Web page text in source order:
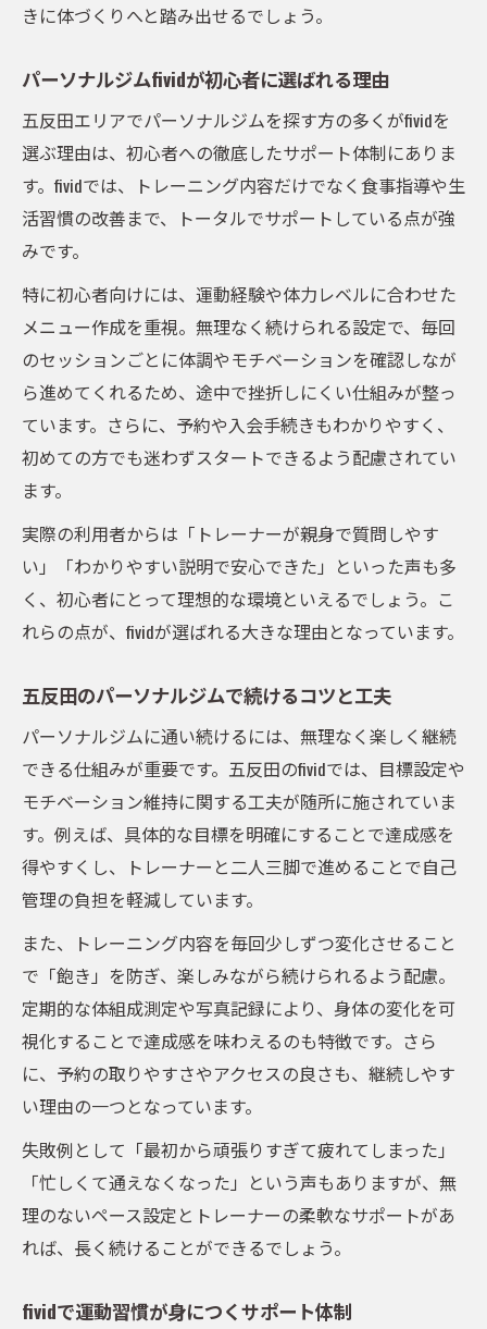
きに体づくりへと踏み出せるでしょう。
パーソナルジムfividが初心者に選ばれる理由
五反田エリアでパーソナルジムを探す方の多くがfividを
選ぶ理由は、初心者への徹底したサポート体制にありま
す。fividでは、トレーニング内容だけでなく食事指導や生
活習慣の改善まで、トータルでサポートしている点が強
みです。
特に初心者向けには、運動経験や体力レベルに合わせた
メニュー作成を重視。無理なく続けられる設定で、毎回
のセッションごとに体調やモチベーションを確認しなが
ら進めてくれるため、途中で挫折しにくい仕組みが整っ
ています。さらに、予約や入会手続きもわかりやすく、
初めての方でも迷わずスタートできるよう配慮されてい
ます。
実際の利用者からは「トレーナーが親身で質問しやす
い」「わかりやすい説明で安心できた」といった声も多
く、初心者にとって理想的な環境といえるでしょう。こ
れらの点が、fividが選ばれる大きな理由となっています。
五反田のパーソナルジムで続けるコツと工夫
パーソナルジムに通い続けるには、無理なく楽しく継続
できる仕組みが重要です。五反田のfividでは、目標設定や
モチベーション維持に関する工夫が随所に施されていま
す。例えば、具体的な目標を明確にすることで達成感を
得やすくし、トレーナーと二人三脚で進めることで自己
管理の負担を軽減しています。
また、トレーニング内容を毎回少しずつ変化させること
で「飽き」を防ぎ、楽しみながら続けられるよう配慮。
定期的な体組成測定や写真記録により、身体の変化を可
視化することで達成感を味わえるのも特徴です。さら
に、予約の取りやすさやアクセスの良さも、継続しやす
い理由の一つとなっています。
失敗例として「最初から頑張りすぎて疲れてしまった」
「忙しくて通えなくなった」という声もありますが、無
理のないペース設定とトレーナーの柔軟なサポートがあ
れば、長く続けることができるでしょう。
fividで運動習慣が身につくサポート体制